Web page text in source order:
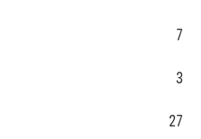
7
3
27